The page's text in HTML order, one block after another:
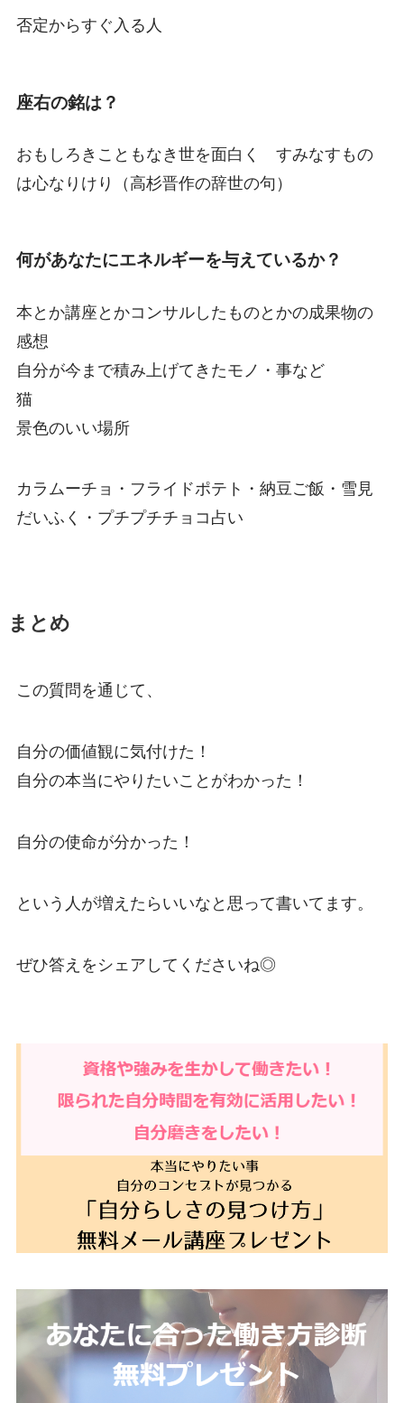
否定からすぐ入る人
座右の銘は？
おもしろきこともなき世を面白く すみなすもの
は心なりけり（高杉晋作の辞世の句）
何があなたにエネルギーを与えているか？
本とか講座とかコンサルしたものとかの成果物の
感想
自分が今まで積み上げてきたモノ・事など
猫
景色のいい場所
カラムーチョ・フライドポテト・納豆ご飯・雪見
だいふく・プチプチチョコ占い
まとめ
この質問を通じて、
自分の価値観に気付けた！
自分の本当にやりたいことがわかった！
自分の使命が分かった！
という人が増えたらいいなと思って書いてます。
ぜひ答えをシェアしてくださいね◎